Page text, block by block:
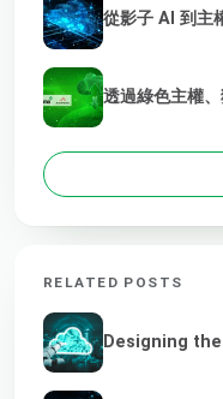
從影子 AI 到主
透過綠色主權
RELATED POSTS
Designing